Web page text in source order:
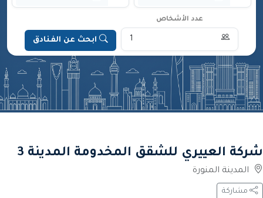
عدد الأشخاص
ابحث عن الفنادق
شركة العييري للشقق المخدومة المدينة 3
المدينة المنورة
مشاركة